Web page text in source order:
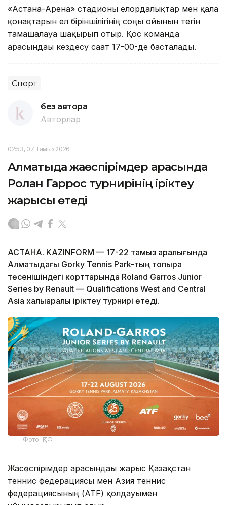
«Астана-Арена» стадионы елордалықтар мен қала
қонақтарын ел біріншілігінің соңғы ойынын тегін
тамашалауға шақырып отыр. Қос команда
арасындағы кездесу сағат 17-00-де басталады.
Спорт
без автора
Авторлар
02:53, 07 Тамыз 2026
Алматыда жаөспірімдер арасында
Ролан Гаррос турнирінің іріктеу
жарысы өтеді
АСТАНА. KAZINFORM — 17-22 тамыз аралығында
Алматыдағы Gorky Tennis Park-тың топырақ
төсенішіндегі корттарында Roland Garros Junior
Series by Renault — Qualifications West and Central
Asia халықаралық іріктеу турнирі өтеді.
Фото: ҚТФ
Жасөспірімдер арасындағы жарыс Қазақстан
теннис федерациясы мен Азия теннис
федерациясының (ATF) қолдауымен